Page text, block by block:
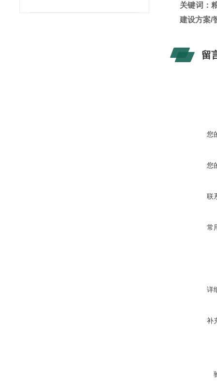
关键词：
建设方案/
留
您
您
联
常
详
补